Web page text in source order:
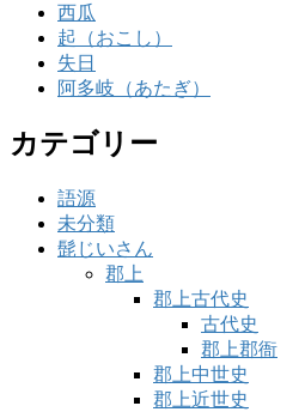
西瓜
起（おこし）
失日
阿多岐（あたぎ）
カテゴリー
語源
未分類
髭じいさん
郡上
郡上古代史
古代史
郡上郡衙
郡上中世史
郡上近世史